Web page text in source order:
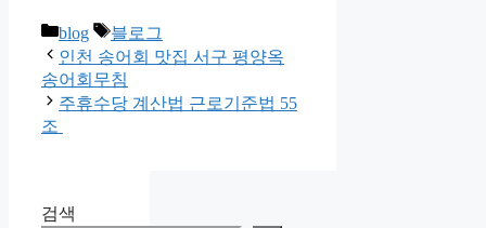
카
테
고
리
blog
태
그
블로그
인천 송어회 맛집 서구 평양옥
송어회무침
주휴수당 계산법 근로기준법 55
조
검색